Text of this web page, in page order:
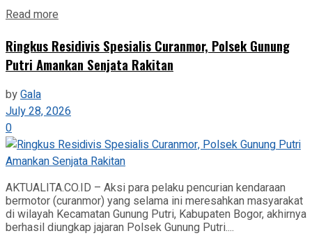
Read more
Ringkus Residivis Spesialis Curanmor, Polsek Gunung
Putri Amankan Senjata Rakitan
byGala
July 28, 2026
0
AKTUALITA.CO.ID – Aksi para pelaku pencurian kendaraan
bermotor (curanmor) yang selama ini meresahkan masyarakat
di wilayah Kecamatan Gunung Putri, Kabupaten Bogor, akhirnya
berhasil diungkap jajaran Polsek Gunung Putri....